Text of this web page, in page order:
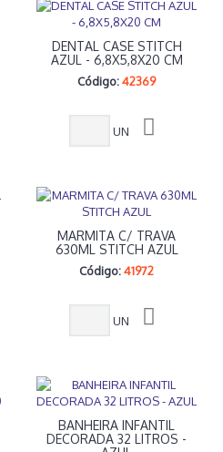
DENTAL CASE STITCH
AZUL - 6,8X5,8X20 CM
Código:42369
UN
MARMITA C/ TRAVA
630ML STITCH AZUL
Código:41972
UN
BANHEIRA INFANTIL
DECORADA 32 LITROS -